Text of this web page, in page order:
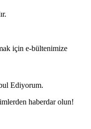
için e-bültenimize
Ediyorum.
haberdar olun!